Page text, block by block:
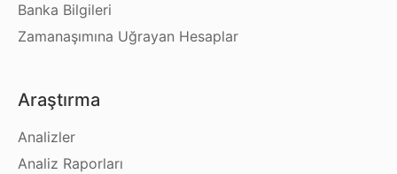
Banka Bilgileri
Zamanaşımına Uğrayan Hesaplar
Araştırma
Analizler
Analiz Raporları